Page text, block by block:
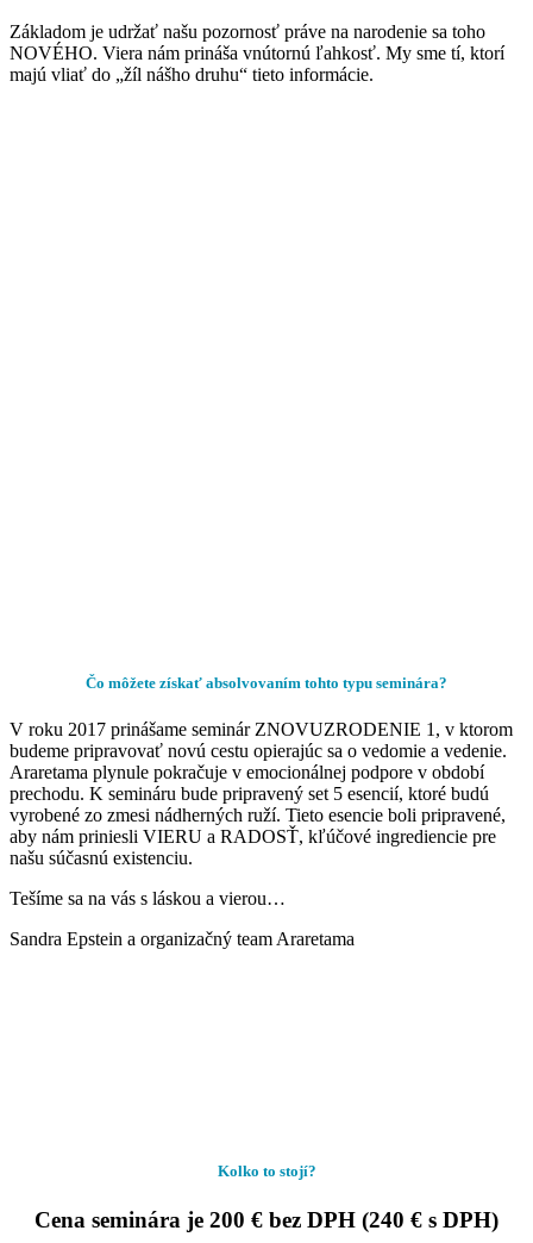
Základom je udržať našu pozornosť práve na narodenie sa toho
NOVÉHO. Viera nám prináša vnútornú ľahkosť. My sme tí, ktorí
majú vliať do „žíl nášho druhu“ tieto informácie.
Čo môžete získať absolvovaním tohto typu seminára?
V roku 2017 prinášame seminár ZNOVUZRODENIE 1, v ktorom
budeme pripravovať novú cestu opierajúc sa o vedomie a vedenie.
Araretama plynule pokračuje v emocionálnej podpore v období
prechodu. K semináru bude pripravený set 5 esencií, ktoré budú
vyrobené zo zmesi nádherných ruží. Tieto esencie boli pripravené,
aby nám priniesli VIERU a RADOSŤ, kľúčové ingrediencie pre
našu súčasnú existenciu.
Tešíme sa na vás s láskou a vierou…
Sandra Epstein a organizačný team Araretama
Kolko to stojí?
Cena seminára je 200 € bez DPH (240 € s DPH)